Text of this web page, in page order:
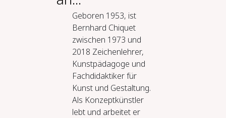
Geboren 1953, ist
Bernhard Chiquet
zwischen 1973 und
2018 Zeichenlehrer,
Kunstpädagoge und
Fachdidaktiker für
Kunst und Gestaltung.
Als Konzeptkünstler
lebt und arbeitet er